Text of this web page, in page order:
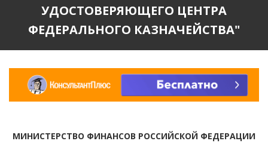
УДОСТОВЕРЯЮЩЕГО ЦЕНТРА
ФЕДЕРАЛЬНОГО КАЗНАЧЕЙСТВА"
МИНИСТЕРСТВО ФИНАНСОВ РОССИЙСКОЙ ФЕДЕРАЦИИ